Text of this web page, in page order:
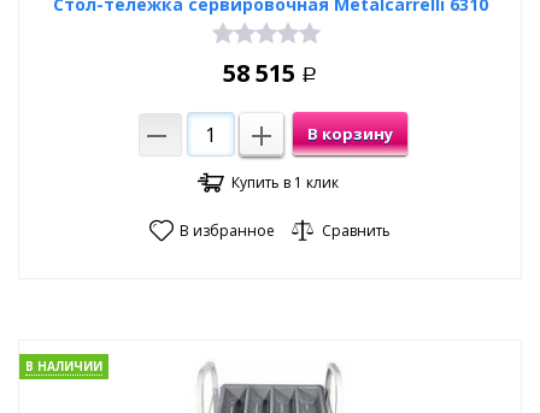
58 515 Р
В корзину
Купить в 1 клик
В избранное Сравнить
В НАЛИЧИИ